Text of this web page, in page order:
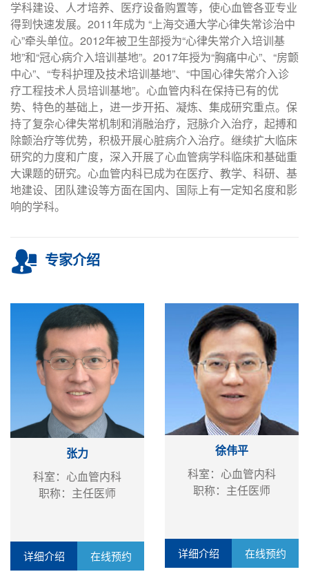
学科建设、人才培养、医疗设备购置等，使心血管各亚专业
得到快速发展。2011年成为 “上海交通大学心律失常诊治中
心”牵头单位。2012年被卫生部授为“心律失常介入培训基
地”和“冠心病介入培训基地”。2017年授为“胸痛中心”、“房颤
中心”、“专科护理及技术培训基地”、“中国心律失常介入诊
疗工程技术人员培训基地”。心血管内科在保持已有的优
势、特色的基础上，进一步开拓、凝炼、集成研究重点。保
持了复杂心律失常机制和消融治疗，冠脉介入治疗，起搏和
除颤治疗等优势，积极开展心脏病介入治疗。继续扩大临床
研究的力度和广度，深入开展了心血管病学科临床和基础重
大课题的研究。心血管内科已成为在医疗、教学、科研、基
地建设、团队建设等方面在国内、国际上有一定知名度和影
响的学科。
专家介绍
张力
科室：心血管内科
职称：主任医师
详细介绍 在线预约
徐伟平
科室：心血管内科
职称：主任医师
详细介绍 在线预约